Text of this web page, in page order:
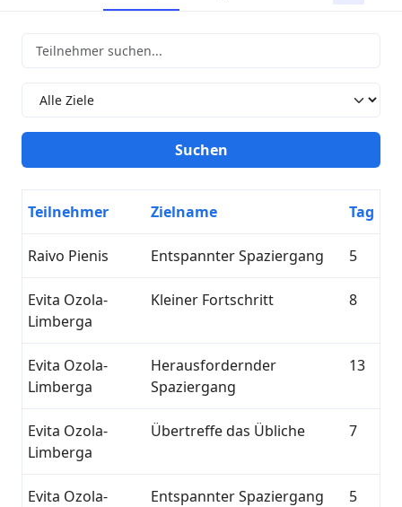
Teilnehmer Zielname Tag
Raivo Pienis Entspannter Spaziergang 5
Evita Ozola-
Limberga
Kleiner Fortschritt 8
Evita Ozola-
Limberga
Herausfordernder
Spaziergang
13
Evita Ozola-
Limberga
Übertreffe das Übliche 7
Evita Ozola-
Entspannter Spaziergang 5